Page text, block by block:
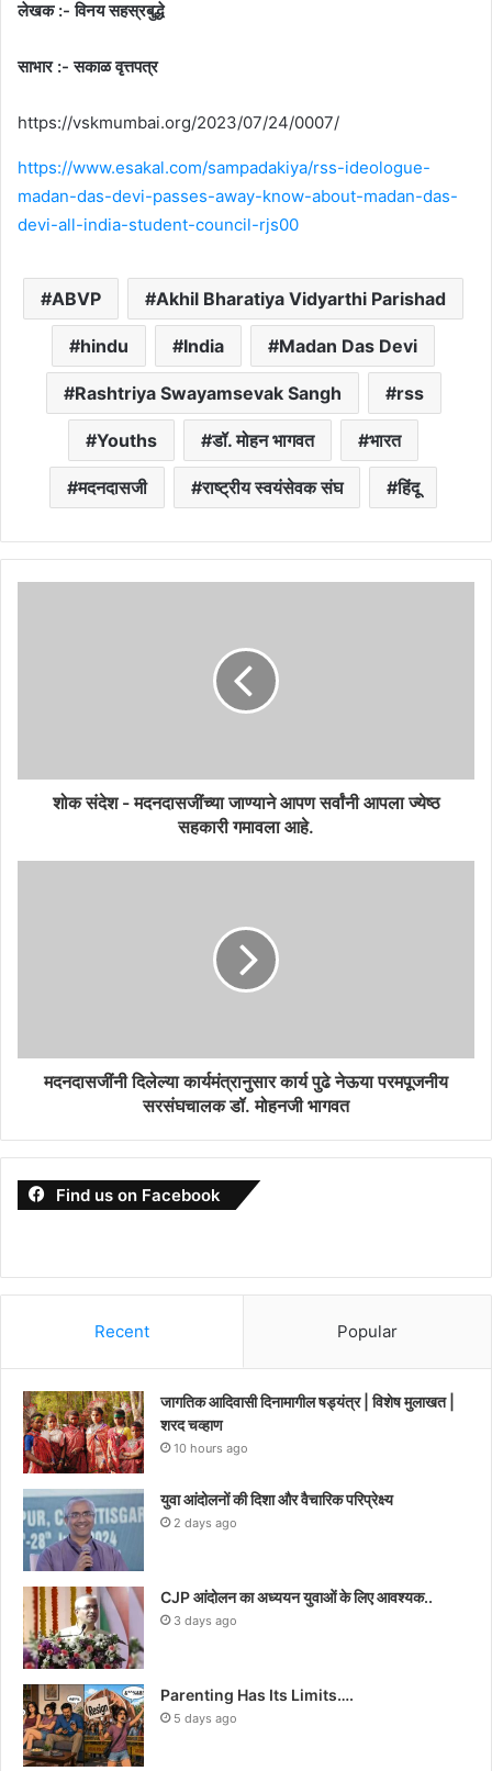
लेखक :- विनय सहस्रबुद्धे
साभार :- सकाळ वृत्तपत्र
https://vskmumbai.org/2023/07/24/0007/
https://www.esakal.com/sampadakiya/rss-ideologue-
madan-das-devi-passes-away-know-about-madan-das-
devi-all-india-student-council-rjs00
ABVP Akhil Bharatiya Vidyarthi Parishad
hindu India Madan Das Devi
Rashtriya Swayamsevak Sangh rss
Youths डॉ. मोहन भागवत भारत
मदनदासजी राष्ट्रीय स्वयंसेवक संघ हिंदू
शोक संदेश - मदनदासजींच्या जाण्याने आपण सर्वांनी आपला ज्येष्ठ
सहकारी गमावला आहे.
मदनदासजींनी दिलेल्या कार्यमंत्रानुसार कार्य पुढे नेऊया परमपूजनीय
सरसंघचालक डॉ. मोहनजी भागवत
Find us on Facebook
Recent Popular
जागतिक आदिवासी दिनामागील षड्यंत्र | विशेष मुलाखत |
शरद चव्हाण
10 hours ago
युवा आंदोलनों की दिशा और वैचारिक परिप्रेक्ष्य
2 days ago
CJP आंदोलन का अध्ययन युवाओं के लिए आवश्यक..
3 days ago
Parenting Has Its Limits….
5 days ago